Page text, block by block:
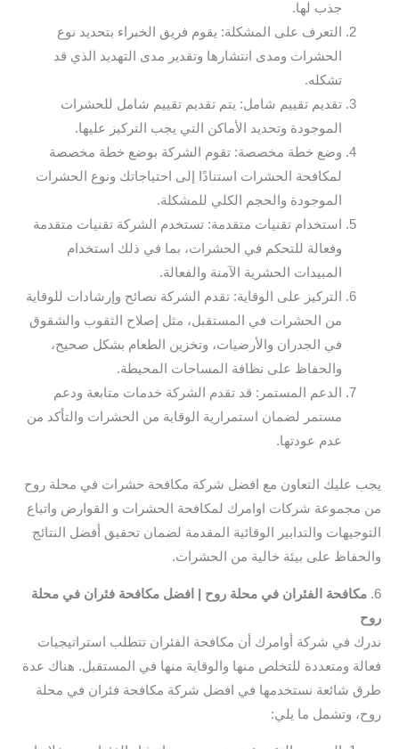
جذب لها.
التعرف على المشكلة: يقوم فريق الخبراء بتحديد نوع
الحشرات ومدى انتشارها وتقدير مدى التهديد الذي قد
تشكله.
تقديم تقييم شامل: يتم تقديم تقييم شامل للحشرات
الموجودة وتحديد الأماكن التي يجب التركيز عليها.
وضع خطة مخصصة: تقوم الشركة بوضع خطة مخصصة
لمكافحة الحشرات استنادًا إلى احتياجاتك ونوع الحشرات
الموجودة والحجم الكلي للمشكلة.
استخدام تقنيات متقدمة: تستخدم الشركة تقنيات متقدمة
وفعالة للتحكم في الحشرات، بما في ذلك استخدام
المبيدات الحشرية الآمنة والفعالة.
التركيز على الوقاية: تقدم الشركة نصائح وإرشادات للوقاية
من الحشرات في المستقبل، مثل إصلاح الثقوب والشقوق
في الجدران والأرضيات، وتخزين الطعام بشكل صحيح،
والحفاظ على نظافة المساحات المحيطة.
الدعم المستمر: قد تقدم الشركة خدمات متابعة ودعم
مستمر لضمان استمرارية الوقاية من الحشرات والتأكد من
عدم عودتها.
يجب عليك التعاون مع افضل شركة مكافحة حشرات في محلة روح
من مجموعة شركات اوامرك لمكافحة الحشرات و القوارض واتباع
التوجيهات والتدابير الوقائية المقدمة لضمان تحقيق أفضل النتائج
والحفاظ على بيئة خالية من الحشرات.
6. مكافحة الفئران في محلة روح | افضل مكافحة فئران في محلة
روح
ندرك في شركة أوامرك أن مكافحة الفئران تتطلب استراتيجيات
فعالة ومتعددة للتخلص منها والوقاية منها في المستقبل. هناك عدة
طرق شائعة نستخدمها في افضل شركة مكافحة فئران في محلة
روح، وتشمل ما يلي: